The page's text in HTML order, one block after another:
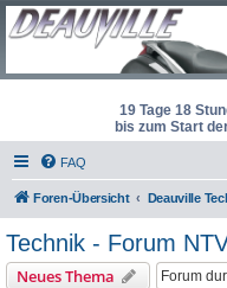
19 Tage 18
bis zum Start
FAQ
Foren-Übersicht Deauville
Technik - Forum
Neues Thema